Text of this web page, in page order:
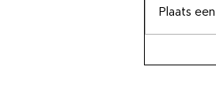
Plaats